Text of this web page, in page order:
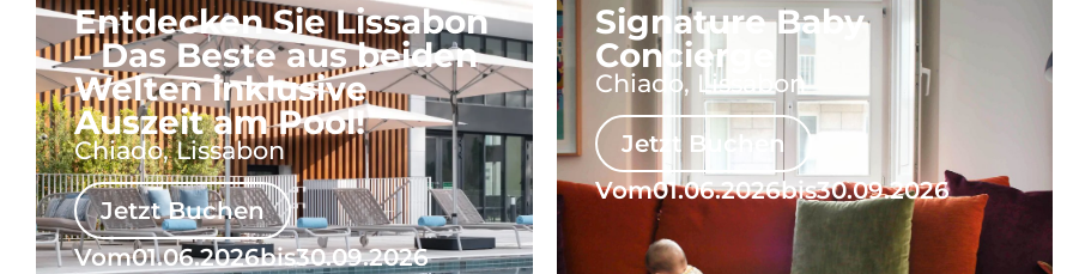
Entdecken Sie Lissabon
– Das Beste aus beiden
Welten inklusive
Auszeit am Pool!
Chiado, Lissabon
Jetzt Buchen
Vom01.06.2026bis30.09.2026
Signature Baby
Concierge
Chiado, Lissabon
Jetzt Buchen
Vom01.06.2026bis30.09.2026